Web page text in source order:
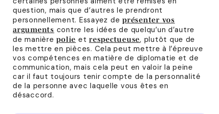
question, mais que d’autres le prendront
personnellement. Essayez deprésenter vos
arguments contre les idées de quelqu’un d’autre
de manièrepolie etrespectueuse, plutôt que de
les mettre en pièces. Cela peut mettre à l’épreuve
vos compétences en matière de diplomatie et de
communication, mais cela peut en valoir la peine
car il faut toujours tenir compte de la personnalité
de la personne avec laquelle vous êtes en
désaccord.